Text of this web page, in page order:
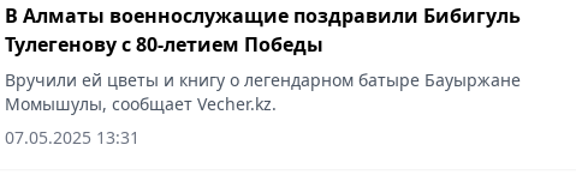
В Алматы военнослужащие поздравили Бибигуль
Тулегенову с 80-летием Победы
Вручили ей цветы и книгу о легендарном батыре Бауыржане
Момышулы, сообщает Vecher.kz.
07.05.2025 13:31